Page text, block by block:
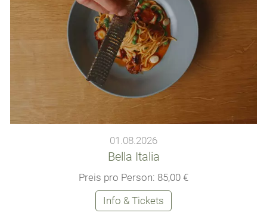
01.08.2026
Bella Italia
Preis pro Person: 85,00 €
Info & Tickets